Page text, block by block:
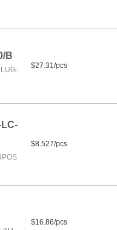
B
$27.31/pcs
$8.527/pcs
$16.86/pcs